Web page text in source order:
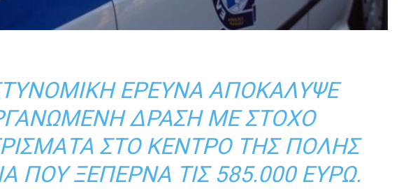
ΈΡΕΥΝΑ ΑΠΟΚΆΛΥΨΕ
ΔΡΆΣΗ ΜΕ ΣΤΌΧΟ
ΣΤΟ ΚΈΝΤΡΟ ΤΗΣ ΠΌΛΗΣ
ΠΟΥ ΞΕΠΕΡΝΆ ΤΙΣ 585.000 ΕΥΡΏ.